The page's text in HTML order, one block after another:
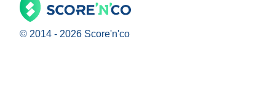
© 2014 - 2026 Score'n'co